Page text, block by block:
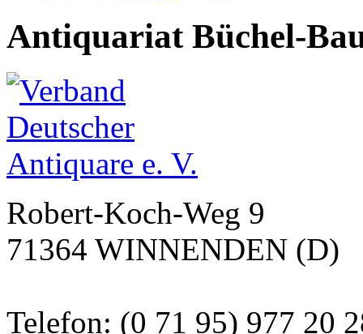
Antiquariat Büchel-
Robert-Koch-Weg 9
71364 WINNENDEN (D)
Telefon: (0 71 95) 977 20